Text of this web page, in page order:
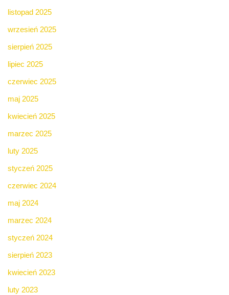
listopad 2025
wrzesień 2025
sierpień 2025
lipiec 2025
czerwiec 2025
maj 2025
kwiecień 2025
marzec 2025
luty 2025
styczeń 2025
czerwiec 2024
maj 2024
marzec 2024
styczeń 2024
sierpień 2023
kwiecień 2023
luty 2023